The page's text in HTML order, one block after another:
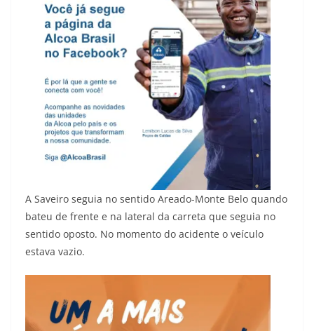
A Saveiro seguia no sentido Areado-Monte Belo quando
bateu de frente e na lateral da carreta que seguia no
sentido oposto. No momento do acidente o veículo
estava vazio.